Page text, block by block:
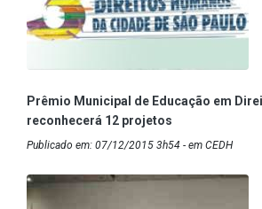
Prêmio Municipal de Educação em
reconhecerá 12 projetos
Publicado em: 07/12/2015 3h54 - em CEDH